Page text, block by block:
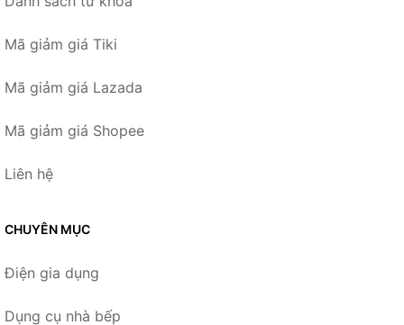
Mã giảm giá Tiki
Mã giảm giá Lazada
Mã giảm giá Shopee
Liên hệ
CHUYÊN MỤC
Điện gia dụng
Dụng cụ nhà bếp